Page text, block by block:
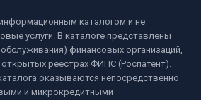
каталогом и не
услуги. В каталоге представлены
финансовых организаций,
реестрах ФИПС (Роспатент).
оказываются непосредственно
и микрокредитными